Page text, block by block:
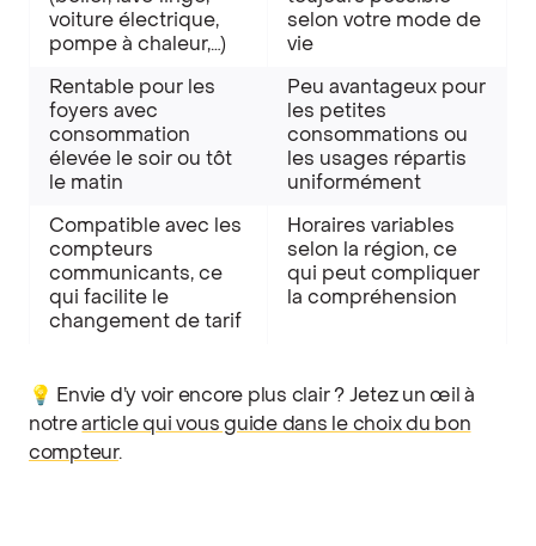
voiture électrique,
pompe à chaleur,…)
selon votre mode de
vie
Rentable pour les
foyers avec
consommation
élevée le soir ou tôt
le matin
Peu avantageux pour
les petites
consommations ou
les usages répartis
uniformément
Compatible avec les
compteurs
communicants, ce
qui facilite le
changement de tarif
Horaires variables
selon la région, ce
qui peut compliquer
la compréhension
💡 Envie d’y voir encore plus clair ? Jetez un œil à
notrearticle qui vous guide dans le choix du bon
compteur.